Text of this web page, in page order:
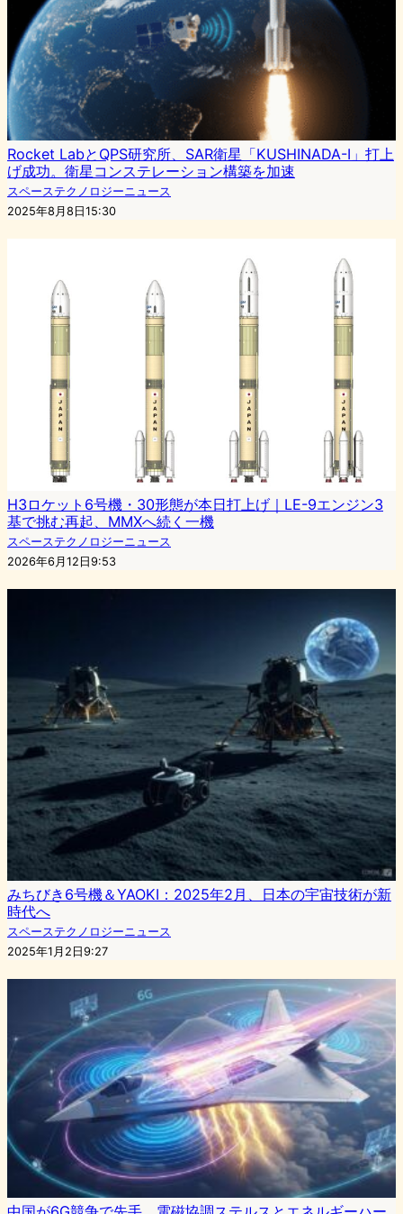
Rocket LabとQPS研究所、SAR衛星「KUSHINADA-I」打上
げ成功。衛星コンステレーション構築を加速
スペーステクノロジーニュース
2025年8月8日15:30
H3ロケット6号機・30形態が本日打上げ｜LE-9エンジン3
基で挑む再起、MMXへ続く一機
スペーステクノロジーニュース
2026年6月12日9:53
みちびき6号機＆YAOKI：2025年2月、日本の宇宙技術が新
時代へ
スペーステクノロジーニュース
2025年1月2日9:27